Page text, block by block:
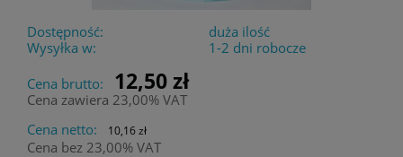
Dostępność:
duża ilość
Wysyłka w:
1-2 dni robocze
Cena brutto:
12,50 zł
Cena zawiera 23,00% VAT
Cena netto:
10,16 zł
Cena bez 23,00% VAT